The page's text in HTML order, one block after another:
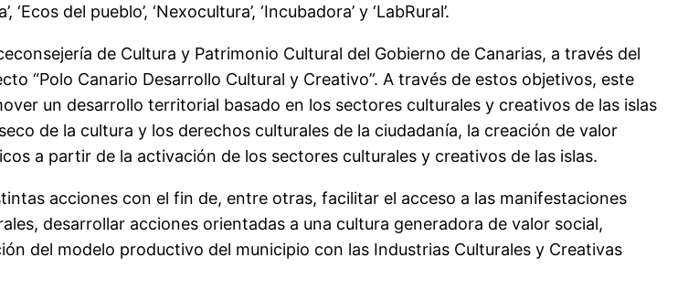
del pueblo’, ‘Nexocultura’, ‘Incubadora’ y ‘LabRural’.
de Cultura y Patrimonio Cultural del Gobierno de Canarias, a través del
“Polo Canario Desarrollo Cultural y Creativo”. A través de estos objetivos, este
un desarrollo territorial basado en los sectores culturales y creativos de las islas
de la cultura y los derechos culturales de la ciudadanía, la creación de valor
a partir de la activación de los sectores culturales y creativos de las islas.
acciones con el fin de, entre otras, facilitar el acceso a las manifestaciones
desarrollar acciones orientadas a una cultura generadora de valor social,
del modelo productivo del municipio con las Industrias Culturales y Creativas